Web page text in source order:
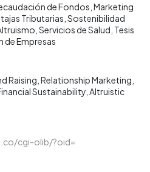
de Fondos Marketing
Tributarias Sostenibilidad
Servicios de Salud Tesis
de Empresas
Raising Relationship Marketing
Sustainability Altruistic
cgi-olib/?oid=